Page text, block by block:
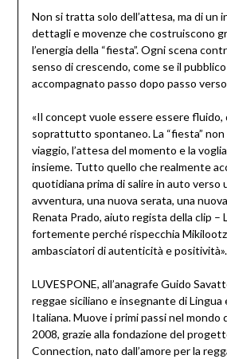
Non si tratta solo dell’attesa, ma di un
dettagli e movenze che costruiscono
l’energia della “fiesta”. Ogni scena
senso di crescendo, come se il
accompagnato passo dopo passo
«Il concept vuole essere essere fluido,
soprattutto spontaneo. La “fiesta” non
viaggio, l’attesa del momento e la
insieme. Tutto quello che realmente
quotidiana prima di salire in auto verso
avventura, una nuova serata, una
Renata Prado, aiuto regista della clip –
fortemente perché rispecchia
ambasciatori di autenticità e positività».
LUVESPONE, all’anagrafe Guido
reggae siciliano e insegnante di
Italiana. Muove i primi passi nel mondo
2008, grazie alla fondazione del
Connection, nato dall’amore per la